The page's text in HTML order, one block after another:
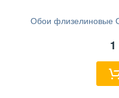
Обои флизелиновые